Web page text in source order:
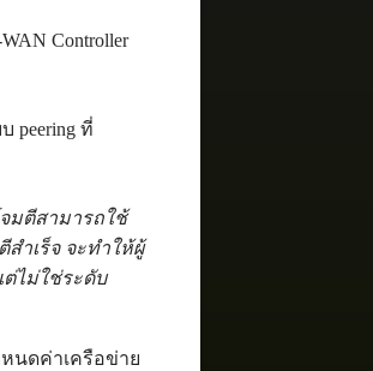
Controller
peering ที่
จมตีสามารถใช้
ำเร็จ จะทำให้ผู้
ต่ไม่ใช่ระดับ
นดค่าเครือข่าย